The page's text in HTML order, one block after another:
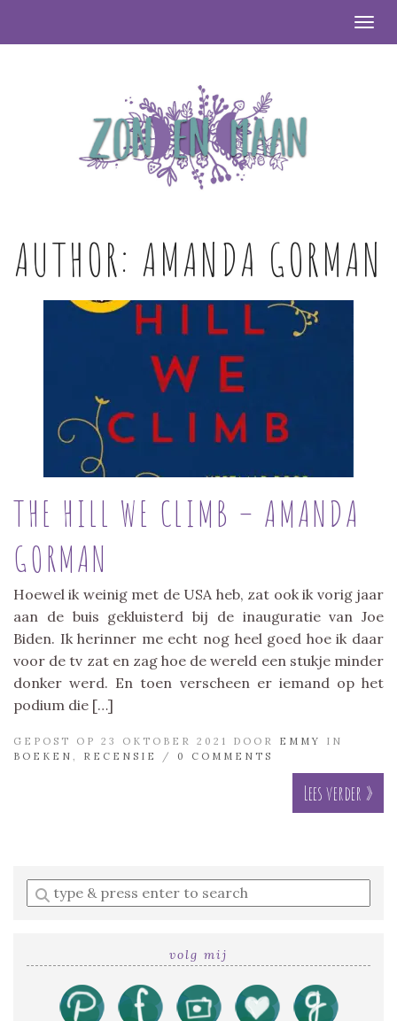
AUTHOR: AMANDA GORMAN
THE HILL WE CLIMB – AMANDA
GORMAN
Hoewel ik weinig met de USA heb, zat ook ik vorig jaar
aan de buis gekluisterd bij de inauguratie van Joe
Biden. Ik herinner me echt nog heel goed hoe ik daar
voor de tv zat en zag hoe de wereld een stukje minder
donker werd. En toen verscheen er iemand op het
podium die […]
GEPOST OP 23 OKTOBER 2021 DOOR EMMY
IN
BOEKEN
RECENSIE / 0 COMMENTS
Lees verder »
Enter
a
volg mij